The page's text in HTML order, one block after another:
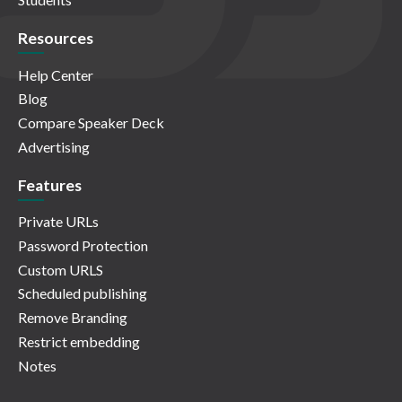
Resources
Help Center
Blog
Compare Speaker Deck
Advertising
Features
Private URLs
Password Protection
Custom URLS
Scheduled publishing
Remove Branding
Restrict embedding
Notes